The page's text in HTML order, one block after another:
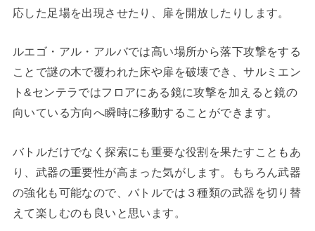
応した足場を出現させたり、扉を開放したりします。
ルエゴ・アル・アルバでは高い場所から落下攻撃をする
ことで謎の木で覆われた床や扉を破壊でき、サルミエン
ト&センテラではフロアにある鏡に攻撃を加えると鏡の
向いている方向へ瞬時に移動することができます。
バトルだけでなく探索にも重要な役割を果たすこともあ
り、武器の重要性が高まった気がします。もちろん武器
の強化も可能なので、バトルでは３種類の武器を切り替
えて楽しむのも良いと思います。